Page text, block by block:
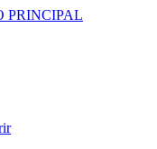
PRINCIPAL